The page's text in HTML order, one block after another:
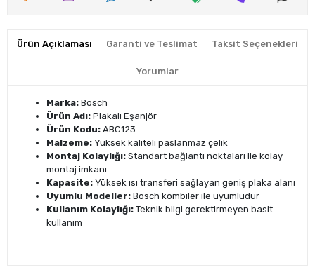
Ürün Açıklaması Garanti ve Teslimat Taksit Seçenekleri
Yorumlar
Marka: Bosch
Ürün Adı: Plakalı Eşanjör
Ürün Kodu: ABC123
Malzeme: Yüksek kaliteli paslanmaz çelik
Montaj Kolaylığı: Standart bağlantı noktaları ile kolay
montaj imkanı
Kapasite: Yüksek ısı transferi sağlayan geniş plaka alanı
Uyumlu Modeller: Bosch kombiler ile uyumludur
Kullanım Kolaylığı: Teknik bilgi gerektirmeyen basit
kullanım